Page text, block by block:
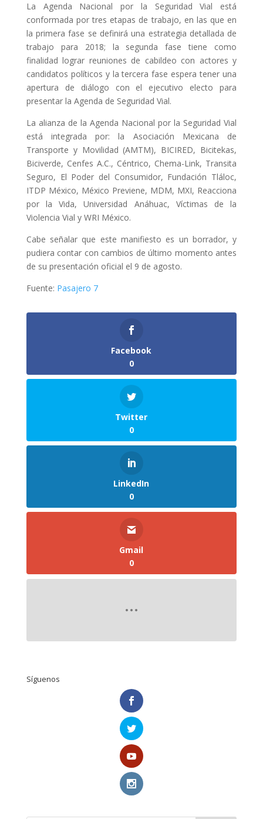
La Agenda Nacional por la Seguridad Vial está
conformada por tres etapas de trabajo, en las que en
la primera fase se definirá una estrategia detallada de
trabajo para 2018; la segunda fase tiene como
finalidad lograr reuniones de cabildeo con actores y
candidatos políticos y la tercera fase espera tener una
apertura de diálogo con el ejecutivo electo para
presentar la Agenda de Seguridad Vial.
La alianza de la Agenda Nacional por la Seguridad Vial
está integrada por: la Asociación Mexicana de
Transporte y Movilidad (AMTM), BICIRED, Bicitekas,
Biciverde, Cenfes A.C., Céntrico, Chema-Link, Transita
Seguro, El Poder del Consumidor, Fundación Tláloc,
ITDP México, México Previene, MDM, MXI, Reacciona
por la Vida, Universidad Anáhuac, Víctimas de la
Violencia Vial y WRI México.
Cabe señalar que este manifiesto es un borrador, y
pudiera contar con cambios de último momento antes
de su presentación oficial el 9 de agosto.
Fuente: Pasajero 7
Facebook
0
Twitter
0
LinkedIn
0
Gmail
0
Síguenos